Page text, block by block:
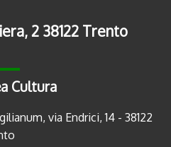
2 38122 Trento
Cultura
via Endrici, 14 - 38122